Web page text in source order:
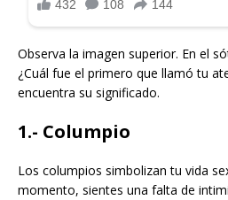
Observa la imagen superior. En el
¿Cuál fue el primero que llamó tu
encuentra su significado.
1.- Columpio
Los columpios simbolizan tu vida
momento, sientes una falta de